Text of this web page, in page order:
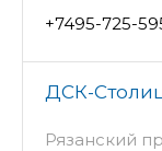
+7495-725-
ДСК-
Рязанский